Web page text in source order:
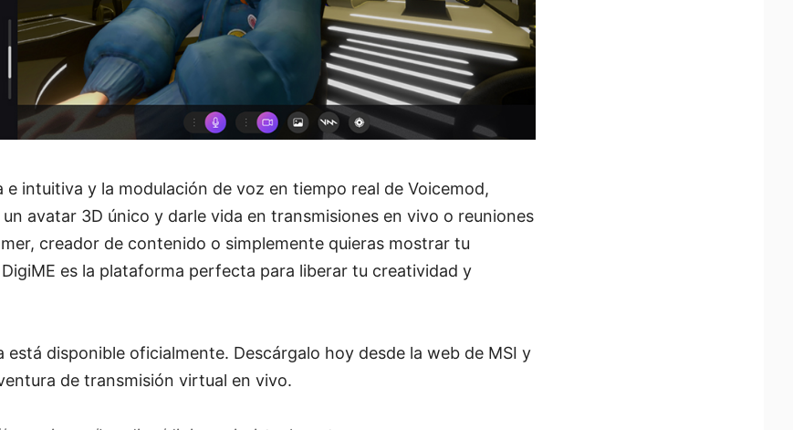
intuitiva y la modulación de voz en tiempo real de Voicemod,
avatar 3D único y darle vida en transmisiones en vivo o reuniones
creador de contenido o simplemente quieras mostrar tu
es la plataforma perfecta para liberar tu creatividad y
está disponible oficialmente. Descárgalo hoy desde la web de MSI y
de transmisión virtual en vivo.